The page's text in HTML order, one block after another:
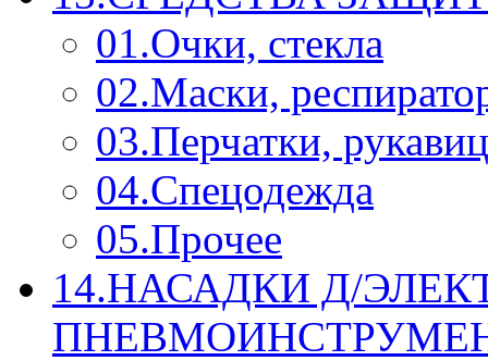
01.Очки, стекла
02.Маски,
03.Перчатки,
04.Спецодежда
05.Прочее
14.НАСАДКИ Д/